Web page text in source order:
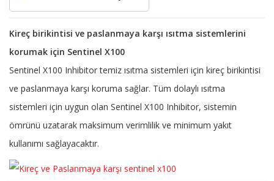
Kireç birikintisi ve paslanmaya karşı ısıtma sistemlerini
korumak için Sentinel X100
Sentinel X100 Inhibitor temiz ısıtma sistemleri için kireç birikintisi
ve paslanmaya karşı koruma sağlar. Tüm dolaylı ısıtma
sistemleri için uygun olan Sentinel X100 Inhibitor, sistemin
ömrünü uzatarak maksimum verimlilik ve minimum yakıt
kullanımı sağlayacaktır.